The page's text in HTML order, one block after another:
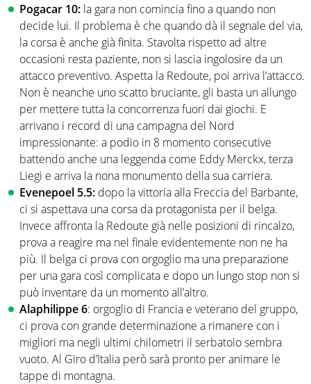
Pogacar 10: la gara non comincia fino a quando non
decide lui. Il problema è che quando dà il segnale del via,
la corsa è anche già finita. Stavolta rispetto ad altre
occasioni resta paziente, non si lascia ingolosire da un
attacco preventivo. Aspetta la Redoute, poi arriva l’attacco.
Non è neanche uno scatto bruciante, gli basta un allungo
per mettere tutta la concorrenza fuori dai giochi. E
arrivano i record di una campagna del Nord
impressionante: a podio in 8 momento consecutive
battendo anche una leggenda come Eddy Merckx, terza
Liegi e arriva la nona monumento della sua carriera.
Evenepoel 5.5: dopo la vittoria alla Freccia del Barbante,
ci si aspettava una corsa da protagonista per il belga.
Invece affronta la Redoute già nelle posizioni di rincalzo,
prova a reagire ma nel finale evidentemente non ne ha
più. Il belga ci prova con orgoglio ma una preparazione
per una gara così complicata e dopo un lungo stop non si
può inventare da un momento all’altro.
Alaphilippe 6: orgoglio di Francia e veterano del gruppo,
ci prova con grande determinazione a rimanere con i
migliori ma negli ultimi chilometri il serbatoio sembra
vuoto. Al Giro d’Italia però sarà pronto per animare le
tappe di montagna.